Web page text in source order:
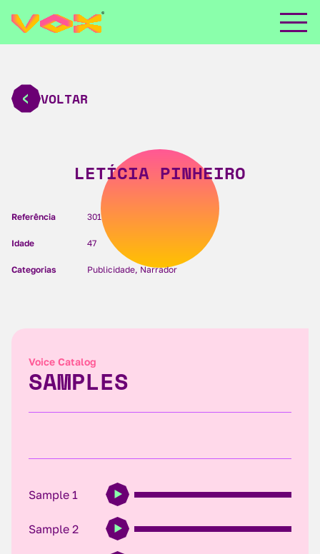
VOLTAR
LETÍCIA PINHEIRO
Referência 301
Idade 47
Categorias Publicidade, Narrador
Voice Catalog
SAMPLES
Sample 1
Sample 2